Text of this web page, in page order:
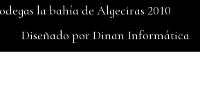
la bahía de Algeciras 2010
Diseñado por Dinan Informática